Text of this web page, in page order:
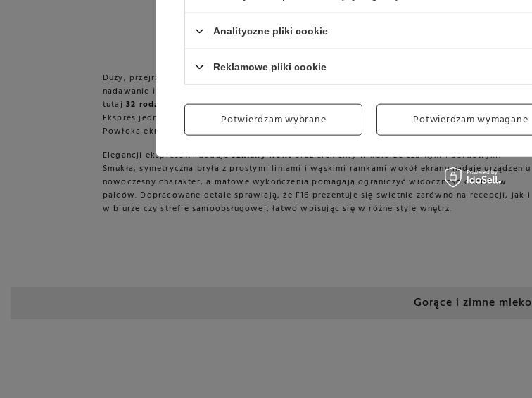
Duży, przejrzysty panel dotykowy ułatwia wybór napojów, personalizację receptur oraz
nadawanie im własnych nazw, co jest wygodne dla użytkowników i administratorów. Znajdziesz
tutaj 32 rodzaje specjałów, które dodatkowo można ustawić do swoich własnych potrzeb.
Ekspres jednocześnie podaje mleko i kawę, co przyśpiesza proces przygotowania specjałów.
Powłoka ekranu ogranicza ślady palców i ułatwia utrzymanie czystości.
Elegancji ekspresowi dodajeszklany frontoraz elementy w kolorze czarnym i bordowym.
Smukła, symetryczna bryła z prostymi liniami i wąskimi ramkami wokół ekranu nadaje urządzeniu
nowoczesny charakter, a matowe wykończenia pomagają ograniczyć widoczność odcisków
palców. Dopracowane detale sprawiają, że F16 prezentuje się świetnie zarówno na recepcji, jak i
w biurze czy strefie samoobsługowej, łatwo wpisując się w różne style wnętrz.
Gorące i zimne mleko
Analityczne pliki cookie
Reklamowe pliki cookie
Potwierdzam wybrane Potwierdzam wymagane